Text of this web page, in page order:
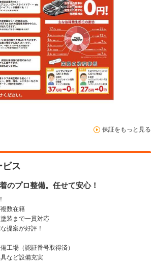
保証をもっと見る
ビス
のプロ整備。任せて安心！
数在籍
装まで一貫対応
提案が好評！
工場（認証番号取得済）
など設備充実